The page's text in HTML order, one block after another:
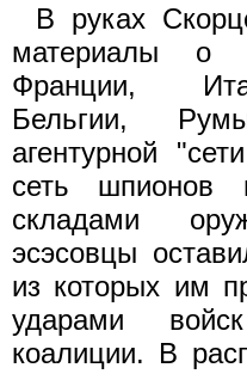
В руках
материалы о
Франции,
Бельгии,
агентурной
сеть шпионов
складами
эсэсовцы
из которых им
ударами войск
коалиции. В